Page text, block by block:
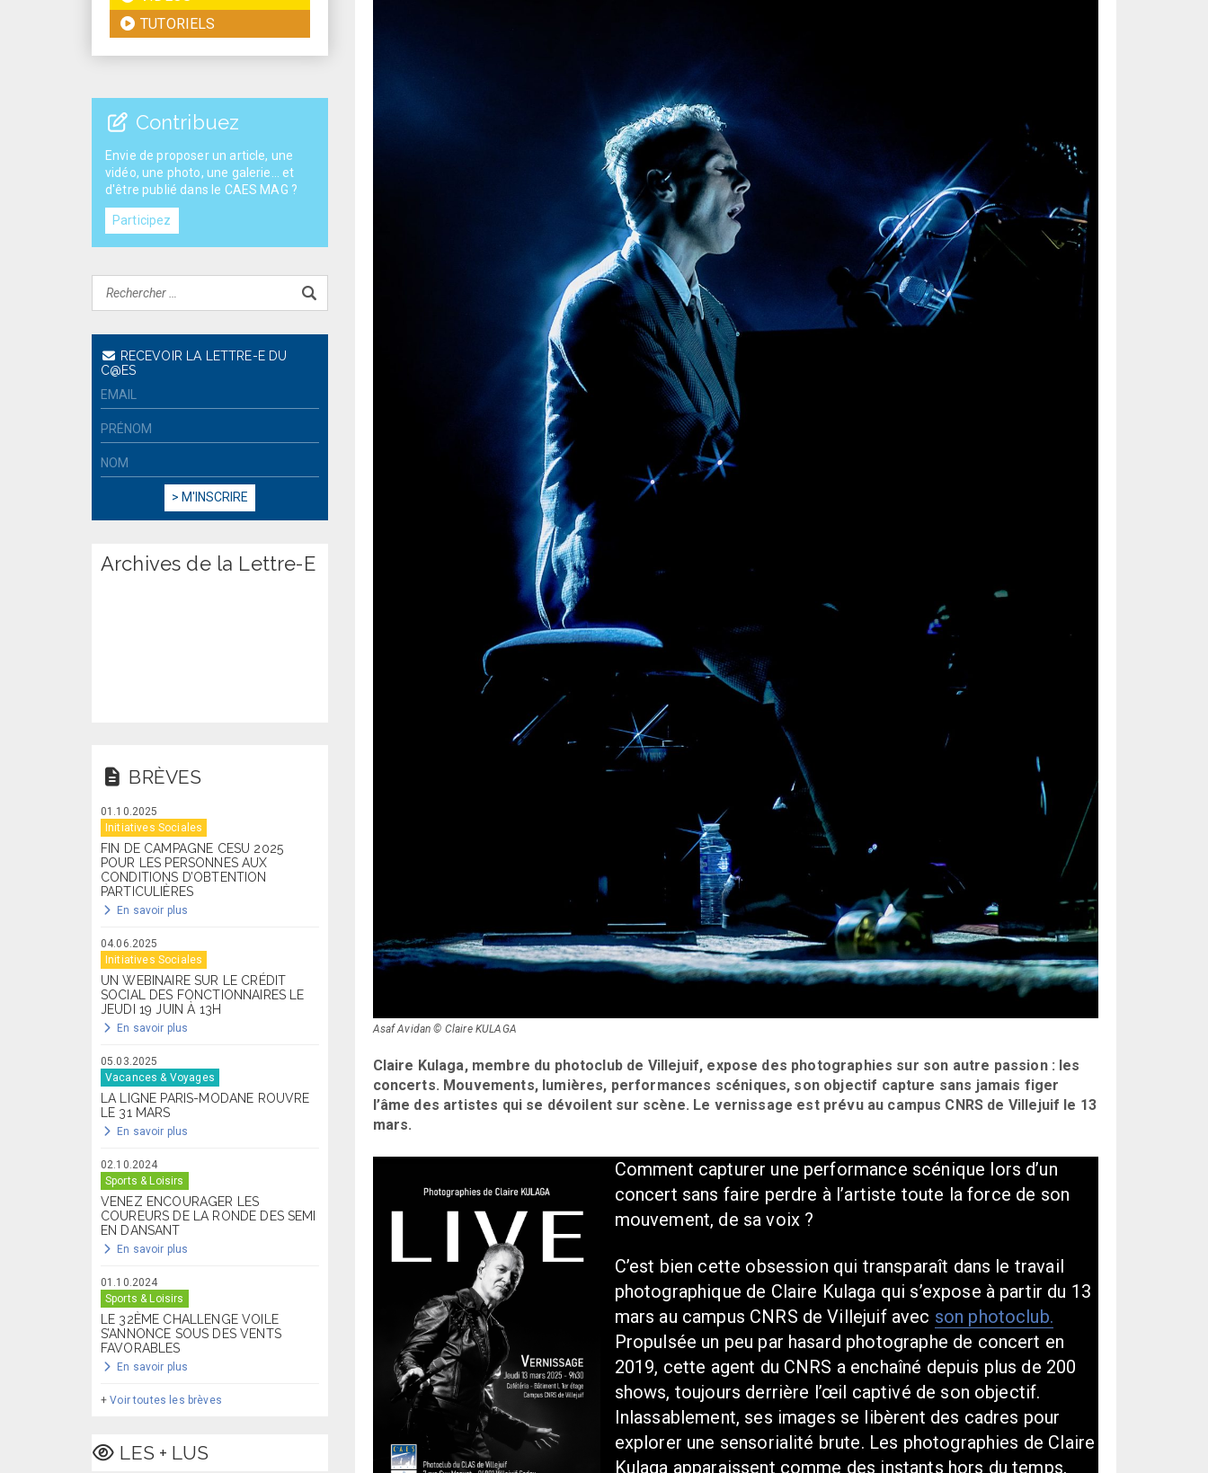
Asaf Avidan © Claire KULAGA
Claire Kulaga, membre du photoclub de Villejuif, expose des photographies sur son autre passion : les
concerts. Mouvements, lumières, performances scéniques, son objectif capture sans jamais figer
l’âme des artistes qui se dévoilent sur scène. Le vernissage est prévu au campus CNRS de Villejuif le 13
mars.
Comment capturer une performance scénique lors d’un
concert sans faire perdre à l’artiste toute la force de son
mouvement, de sa voix ?
C’est bien cette obsession qui transparaît dans le travail
photographique de Claire Kulaga qui s’expose à partir du 13
mars au campus CNRS de Villejuif avec son photoclub.
Propulsée un peu par hasard photographe de concert en
2019, cette agent du CNRS a enchaîné depuis plus de 200
shows, toujours derrière l’œil captivé de son objectif.
Inlassablement, ses images se libèrent des cadres pour
explorer une sensorialité brute. Les photographies de Claire
Kulaga apparaissent comme des instants hors du temps,
TUTORIELS
Contribuez
Envie de proposer un article, une
vidéo, une photo, une galerie... et
d'être publié dans le CAES MAG ?
Participez
RECEVOIR LA LETTRE-E DU
C@ES
Archives de la Lettre-E
BRÈVES
01.10.2025
Initiatives Sociales
FIN DE CAMPAGNE CESU 2025
POUR LES PERSONNES AUX
CONDITIONS D’OBTENTION
PARTICULIÈRES
En savoir plus
04.06.2025
Initiatives Sociales
UN WEBINAIRE SUR LE CRÉDIT
SOCIAL DES FONCTIONNAIRES LE
JEUDI 19 JUIN À 13H
En savoir plus
05.03.2025
Vacances & Voyages
LA LIGNE PARIS-MODANE ROUVRE
LE 31 MARS
En savoir plus
02.10.2024
Sports & Loisirs
VENEZ ENCOURAGER LES
COUREURS DE LA RONDE DES SEMI
EN DANSANT
En savoir plus
01.10.2024
Sports & Loisirs
LE 32ÈME CHALLENGE VOILE
S’ANNONCE SOUS DES VENTS
FAVORABLES
En savoir plus
+Voir toutes les brèves
LES + LUS